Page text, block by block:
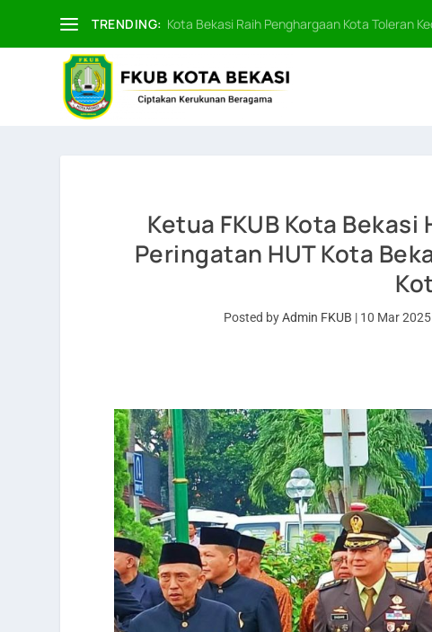
TRENDING: Kota Bekasi Raih Penghargaan Kota Toleran
Ketua FKUB Kota
Peringatan HUT Kota
Posted byAdmin FKUB | 10 Mar 2025